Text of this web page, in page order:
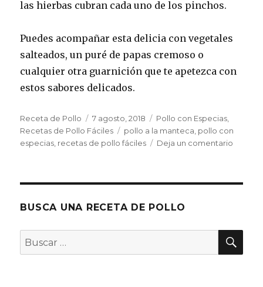
las hierbas cubran cada uno de los pinchos.
Puedes acompañar esta delicia con vegetales
salteados, un puré de papas cremoso o
cualquier otra guarnición que te apetezca con
estos sabores delicados.
Autor
Receta de Pollo
Publicado
el
7 agosto, 2018 Categorías
Pollo con Especias
Recetas de Pollo Fáciles
Etiquetas
pollo a la manteca pollo con
especias recetas de pollo fáciles Deja un comentario
BUSCA UNA RECETA DE POLLO
Buscar
por: